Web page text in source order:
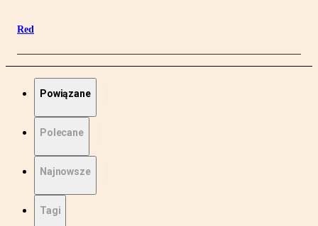
Red
Powiązane
Polecane
Najnowsze
Tagi